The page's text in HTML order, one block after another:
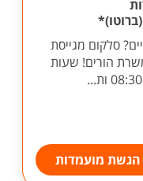
סלקום מגייסת
הורים! שעות
הגשת מועמדות